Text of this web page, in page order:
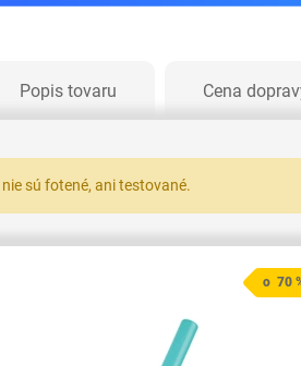
Popis tovaru Cena
nie sú fotené, ani testované.
o 70